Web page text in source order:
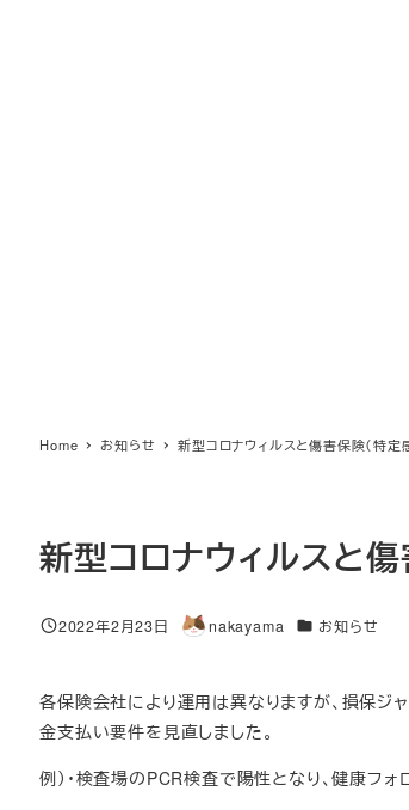
Home お知らせ 新型コロナウィルスと傷害保険（特定
新型コロナウィルスと傷
投稿日
2022年2月23日
著
nakayama カテゴリー
お知らせ
各保険会社により運用は異なりますが、損保
金支払い要件を見直しました。
例）・検査場のPCR検査で陽性となり、健康フ